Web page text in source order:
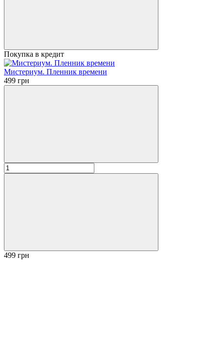
Покупка в кредит
Мистериум. Пленник времени
499 грн
499 грн